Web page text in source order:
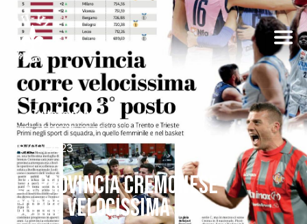
Tutte le news
18/09/2023
LA PROVINCIA CREMONESE
CORRE VELOCISSIMA